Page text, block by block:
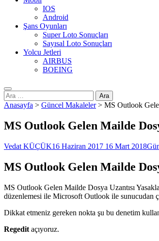
IOS
Android
Şans Oyunları
Super Loto Sonuçları
Sayısal Loto Sonuçları
Yolcu Jetleri
AIRBUS
BOEING
Arama:
Anasayfa > Güncel Makaleler> MS Outlook
MS Outlook Gelen Mailde
Vedat KÜÇÜK16 Haziran 2017 16 Mart 2018
MS Outlook Gelen Mailde
MS Outlook Gelen Mailde Dosya Uzantısı
düzenlemesi ile Microsoft Outlook ile sunucudan
Dikkat etmeniz gereken nokta şu bu denetim
Regedit açıyoruz.